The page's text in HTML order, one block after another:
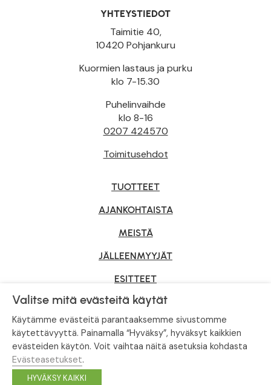
YHTEYSTIEDOT
Taimitie 40,
10420 Pohjankuru
Kuormien lastaus ja purku
klo 7-15.30
Puhelinvaihde
klo 8-16
0207 424570
Toimitusehdot
TUOTTEET
AJANKOHTAISTA
MEISTÄ
JÄLLEENMYYJÄT
ESITTEET
YRITYSMYYNTI
Tietosuojaseloste
© Tahvoset, All Rights Reserved.
Valitse mitä evästeitä käytät
Käytämme evästeitä parantaaksemme sivustomme
käytettävyyttä. Painamalla “Hyväksy”, hyväksyt kaikkien
evästeiden käytön. Voit vaihtaa näitä asetuksia kohdasta
Evästeasetukset.
HYVÄKSY KAIKKI